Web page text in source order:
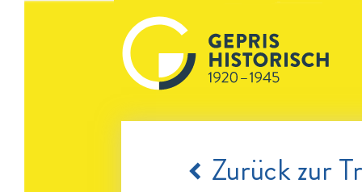
Zurück zur